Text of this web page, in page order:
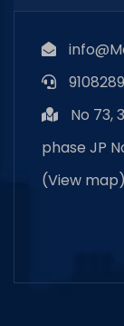
No 73,
phase JP
(View map)